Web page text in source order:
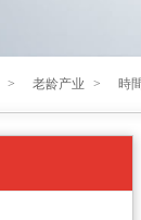
> 老龄产业 > 時